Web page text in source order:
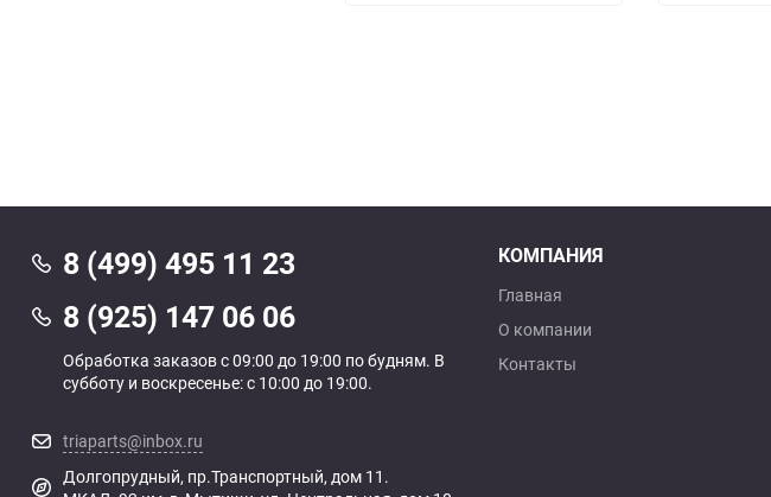
8 (499) 495 11 23
8 (925) 147 06 06
Обработка заказов с 09:00 до 19:00 по будням. В
субботу и воскресенье: с 10:00 до 19:00.
triaparts@inbox.ru
Долгопрудный, пр.Транспортный, дом 11.
КОМПАНИЯ
Главная
О компании
Контакты